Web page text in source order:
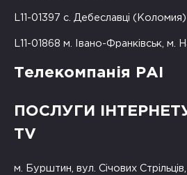
L11-01397 с. Дебеславці (Коломия)
L11-01868 м. Івано-Франківськ, м.
Телекомпанія РАІ
ПОСЛУГИ
TV
м. Бурштин, вул. Січових